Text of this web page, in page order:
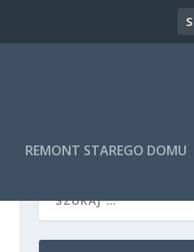
REMONT STAREGO DOMU